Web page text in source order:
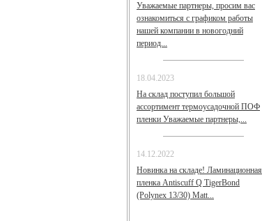
Уважаемые партнеры, просим вас
ознакомиться с графиком работы
нашей компании в новогодний
период...
18.04.2023
На склад поступил большой
ассортимент термоусадочной ПОФ
пленки Уважаемые партнеры,...
14.12.2022
Новинка на складе! Ламинационная
пленка Antiscuff Q TigerBond
(Polynex 13/30) Matt...